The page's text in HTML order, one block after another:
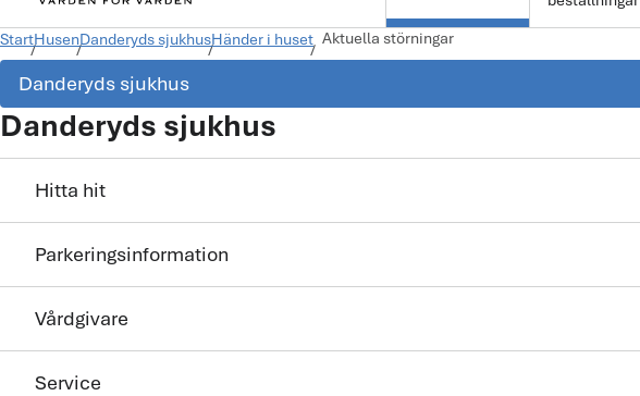
StartHusenDanderyds sjukhusHänder i huset Aktuella störningar
Danderyds sjukhus
Danderyds sjukhus
Hitta hit
Parkeringsinformation
Vårdgivare
Service